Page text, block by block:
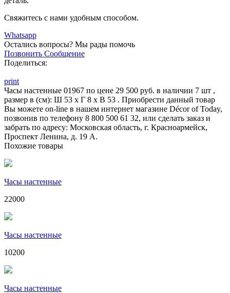
Свяжитесь с нами удобным способом.
Whatsapp
Остались вопросы? Мы рады помочь
Позвонить Сообщение
Поделиться:
print
Часы настенные 01967 по цене 29 500 руб. в наличии 7 шт ,
размер в (см): Ш 53 x Г 8 x В 53 . Приобрести данный товар
Вы можете on-line в нашем интернет магазине Décor of Today,
позвонив по телефону 8 800 500 61 32, или сделать заказ и
забрать по адресу: Московская область, г. Красноармейск,
Проспект Ленина, д. 19 А.
Похожие товары
Часы настенные
22000
Часы настенные
10200
Часы настенные